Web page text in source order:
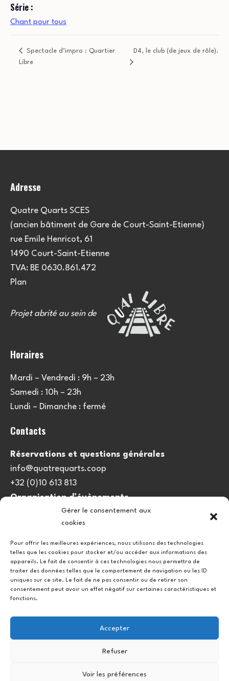
Gérer le consentement aux
cookies
Pour offrir les meilleures expériences, nous utilisons des technologies
telles que les cookies pour stocker et/ou accéder aux informations des
appareils. Le fait de consentir à ces technologies nous permettra de
traiter des données telles que le comportement de navigation ou les ID
uniques sur ce site. Le fait de ne pas consentir ou de retirer son
consentement peut avoir un effet négatif sur certaines caractéristiques et
fonctions.
Accepter
Refuser
Voir les préférences
Série :
Chant pour tous
Spectacle d’impro : Quartier
Libre
D4, le club (de jeux de rôle).
Adresse
Quatre Quarts SCES
(ancien bâtiment de Gare de Court-Saint-Etienne)
rue Emile Henricot, 61
1490 Court-Saint-Etienne
TVA: BE 0630.861.472
Plan
Projet abrité au sein de
Horaires
Mardi – Vendredi : 9h – 23h
Samedi : 10h – 23h
Lundi – Dimanche : fermé
Contacts
Réservations et questions générales
info@quatrequarts.coop
+32 (0)10 613 813
Organisation d’évènements
viedulieu@quatrequarts.coop
Politique de cookies (UE)